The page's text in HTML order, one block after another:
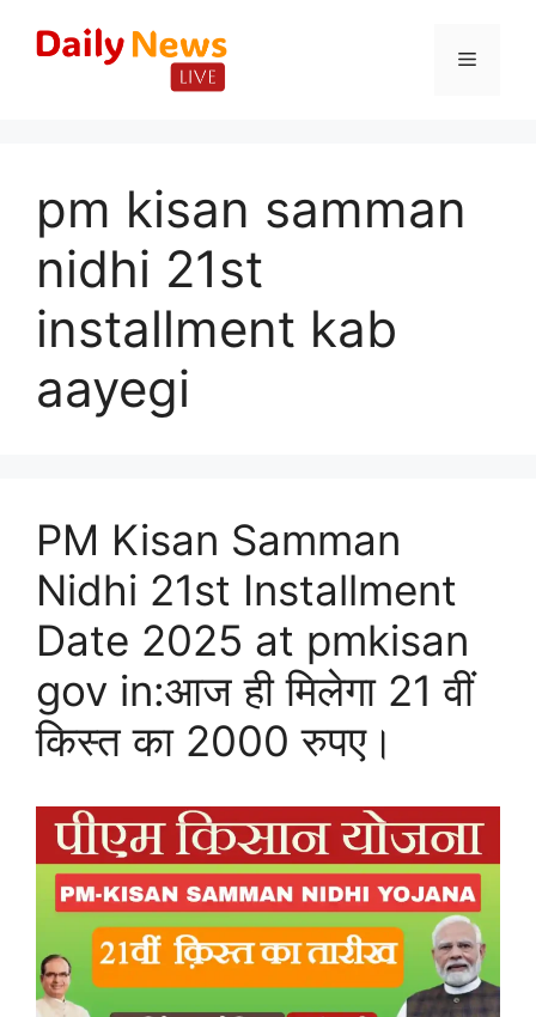
Menu
pm kisan samman
nidhi 21st
installment kab
aayegi
PM Kisan Samman
Nidhi 21st Installment
Date 2025 at pmkisan
gov in:आज ही मिलेगा 21 वीं
किस्त का 2000 रुपए।